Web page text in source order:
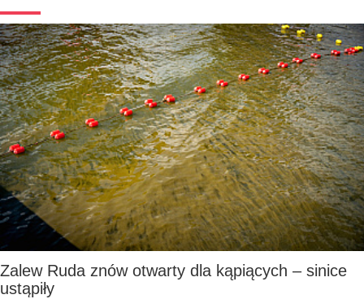
Zalew Ruda znów otwarty dla kąpiących – sinice
ustąpiły